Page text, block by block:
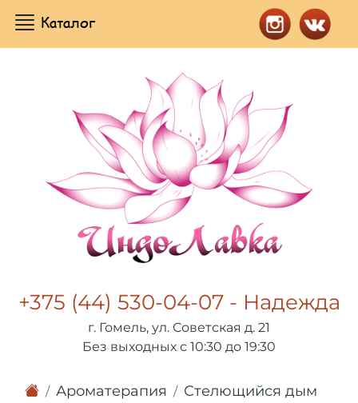
Каталог
+375 (44) 530-04-07 - Надежда
г. Гомель, ул. Советская д. 21
Без выходных с 10:30 до 19:30
Ароматерапия
Стелющийся дым